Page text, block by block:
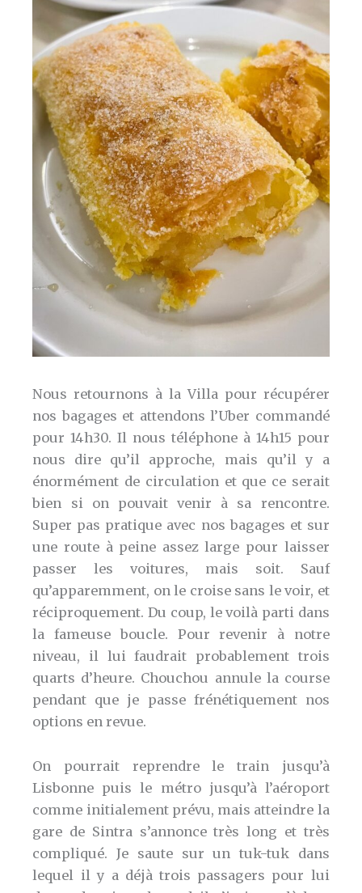
Nous retournons à la Villa pour récupérer
nos bagages et attendons l’Uber commandé
pour 14h30. Il nous téléphone à 14h15 pour
nous dire qu’il approche, mais qu’il y a
énormément de circulation et que ce serait
bien si on pouvait venir à sa rencontre.
Super pas pratique avec nos bagages et sur
une route à peine assez large pour laisser
passer les voitures, mais soit. Sauf
qu’apparemment, on le croise sans le voir, et
réciproquement. Du coup, le voilà parti dans
la fameuse boucle. Pour revenir à notre
niveau, il lui faudrait probablement trois
quarts d’heure. Chouchou annule la course
pendant que je passe frénétiquement nos
options en revue.
On pourrait reprendre le train jusqu’à
Lisbonne puis le métro jusqu’à l’aéroport
comme initialement prévu, mais atteindre la
gare de Sintra s’annonce très long et très
compliqué. Je saute sur un tuk-tuk dans
lequel il y a déjà trois passagers pour lui